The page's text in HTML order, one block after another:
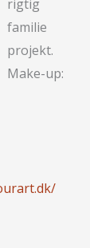
rigtig
familie
projekt.
Make-up: